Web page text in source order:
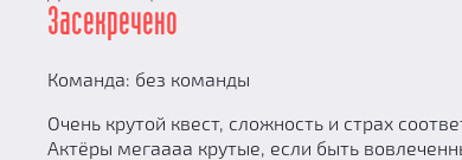
Засекречено
Команда: без команды
Очень крутой квест, сложность и страх
Актёры мегаааа крутые, если быть